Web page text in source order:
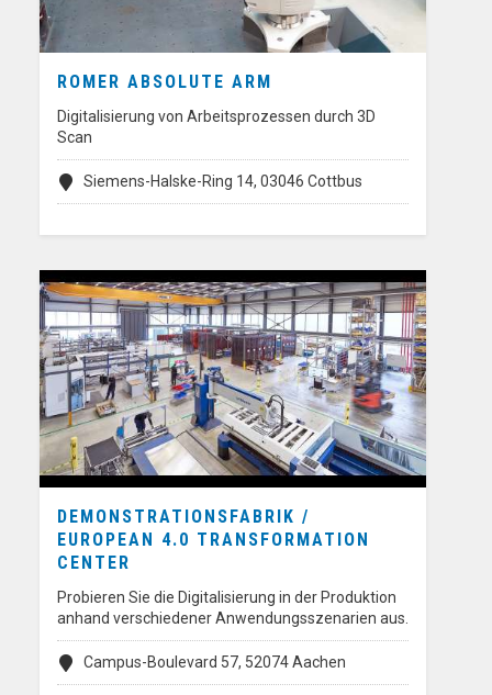
ROMER ABSOLUTE ARM
Digitalisierung von Arbeitsprozessen durch 3D
Scan
Siemens-Halske-Ring 14, 03046 Cottbus
DEMONSTRATIONSFABRIK /
EUROPEAN 4.0 TRANSFORMATION
CENTER
Probieren Sie die Digitalisierung in der Produktion
anhand verschiedener Anwendungsszenarien aus.
Campus-Boulevard 57, 52074 Aachen